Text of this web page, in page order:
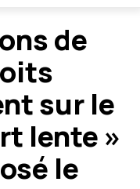
de
sur le
lente »
le